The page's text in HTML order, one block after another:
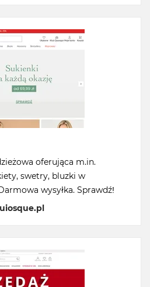
oferująca m.in.
swetry, bluzki w
wysyłka. Sprawdź!